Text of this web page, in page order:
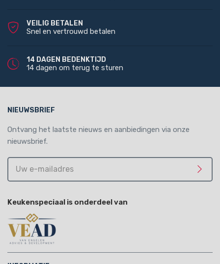
VEILIG BETALEN
Snel en vertrouwd betalen
14 DAGEN BEDENKTIJD
14 dagen om terug te sturen
NIEUWSBRIEF
Ontvang het laatste nieuws en aanbiedingen via onze
nieuwsbrief.
Meld
Keukenspeciaal is onderdeel van